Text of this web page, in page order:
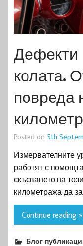
Дефекти
колата.
повреда
Posted on 5th
Измервателните
работят с
скъсването на
километража да
Continue reading »
Блог